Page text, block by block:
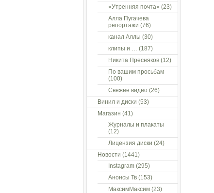
»Утренняя почта» (23)
Алла Пугачева
репортажи (76)
канал Аллы (30)
клипы и … (187)
Никита Пресняков(12)
По вашим просьбам
(100)
Свежее видео (26)
Винил и диски (53)
Магазин (41)
Журналы и плакаты
(12)
Лицензия диски (24)
Новости (1441)
Instagram(295)
Анонсы Тв(153)
МаксимМаксим(23)